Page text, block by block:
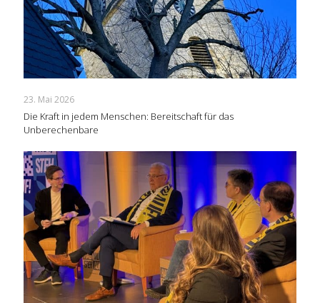
23. Mai 2026
Die Kraft in jedem Menschen: Bereitschaft für das
Unberechenbare